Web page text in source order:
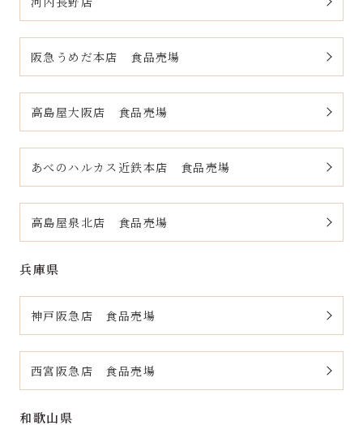
阪急うめだ本店 食品売場
高島屋大阪店 食品売場
あべのハルカス近鉄本店 食品売場
高島屋泉北店 食品売場
兵庫県
神戸阪急店 食品売場
西宮阪急店 食品売場
和歌山県